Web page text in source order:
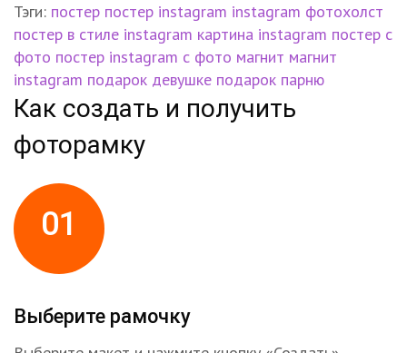
Тэги: постер постер instagram instagram фотохолст
постер в стиле instagram картина instagram постер с
фото постер instagram с фото магнит магнит
instagram подарок девушке подарок парню
Как создать и получить
фоторамку
01
Выберите рамочку